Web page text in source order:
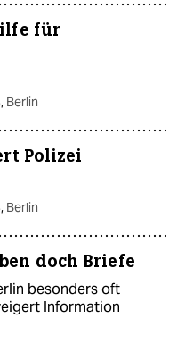
für
Berlin
Polizei
Berlin
doch Briefe
besonders oft
Information